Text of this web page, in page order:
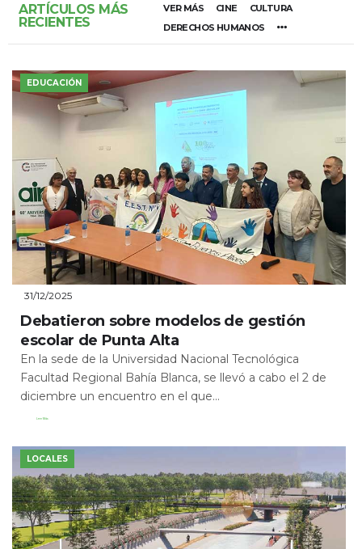
ARTÍCULOS MÁS
RECIENTES
VER MÁS CINE
CULTURA
DERECHOS HUMANOS
EDUCACIÓN
31/12/2025
Debatieron sobre modelos de gestión
escolar de Punta Alta
En la sede de la Universidad Nacional Tecnológica
Facultad Regional Bahía Blanca, se llevó a cabo el 2 de
diciembre un encuentro en el que...
Leer Más
LOCALES